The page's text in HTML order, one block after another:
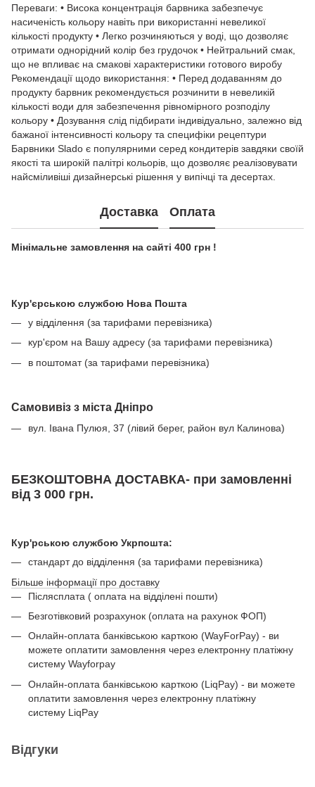
Переваги: • Висока концентрація барвника забезпечує
насиченість кольору навіть при використанні невеликої
кількості продукту • Легко розчиняються у воді, що дозволяє
отримати однорідний колір без грудочок • Нейтральний смак,
що не впливає на смакові характеристики готового виробу
Рекомендації щодо використання: • Перед додаванням до
продукту барвник рекомендується розчинити в невеликій
кількості води для забезпечення рівномірного розподілу
кольору • Дозування слід підбирати індивідуально, залежно від
бажаної інтенсивності кольору та специфіки рецептури
Барвники Slado є популярними серед кондитерів завдяки своїй
якості та широкій палітрі кольорів, що дозволяє реалізовувати
найсміливіші дизайнерські рішення у випічці та десертах.
Доставка Оплата
Мінімальне замовлення на сайті 400 грн !
Кур'єрською службою Нова Пошта
у відділення (за тарифами перевізника)
кур'єром на Вашу адресу (за тарифами перевізника)
в поштомат (за тарифами перевізника)
Самовивіз з міста Дніпро
вул. Івана Пулюя, 37 (лівий берег, район вул Калинова)
БЕЗКОШТОВНА ДОСТАВКА- при замовленні
від 3 000 грн.
Кур'рською службою Укрпошта:
стандарт до відділення (за тарифами перевізника)
Більше інформації про доставку
Післясплата ( оплата на відділені пошти)
Безготівковий розрахунок (оплата на рахунок ФОП)
Онлайн-оплата банківською карткою (WayForPay) - ви
можете оплатити замовлення через електронну платіжну
систему Wayforpay
Онлайн-оплата банківською карткою (LiqPay) - ви можете
оплатити замовлення через електронну платіжну
систему LiqPay
Відгуки